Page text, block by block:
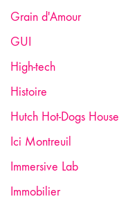
Grain d'Amour
GUI
High-tech
Histoire
Hutch Hot-Dogs House
Ici Montreuil
Immersive Lab
Immobilier